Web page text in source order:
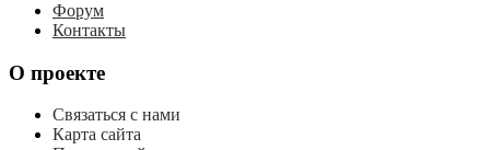
Форум
Контакты
О проекте
Связаться с нами
Карта сайта